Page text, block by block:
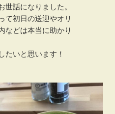
話になりました。
て初日の送迎やオリ
などは本当に助かり
たいと思います！